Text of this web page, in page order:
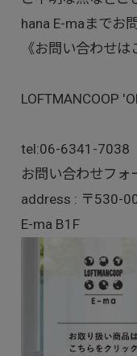
hana E-maまでお
《お問い合わせは
LOFTMANCOOP
tel:06-6341-7038
お問い合わせフォ
address : 〒530-
E-ma B1F